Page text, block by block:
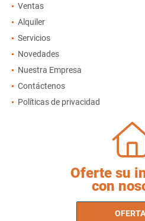
Ventas
Alquiler
Servicios
Novedades
Nuestra Empresa
Contáctenos
Políticas de privacidad
Oferte su
con